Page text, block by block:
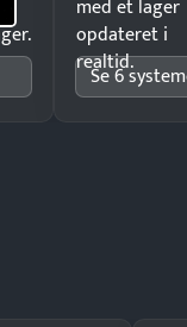
med et lager
opdateret i
realtid.
Se 6